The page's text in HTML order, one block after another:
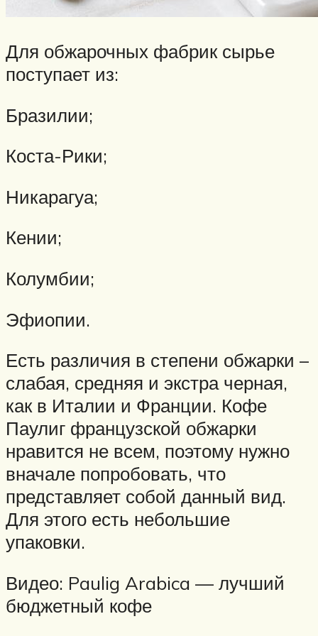
Для обжарочных фабрик сырье
поступает из:
Бразилии;
Коста-Рики;
Никарагуа;
Кении;
Колумбии;
Эфиопии.
Есть различия в степени обжарки –
слабая, средняя и экстра черная,
как в Италии и Франции. Кофе
Паулиг французской обжарки
нравится не всем, поэтому нужно
вначале попробовать, что
представляет собой данный вид.
Для этого есть небольшие
упаковки.
Видео: Paulig Arabica — лучший
бюджетный кофе